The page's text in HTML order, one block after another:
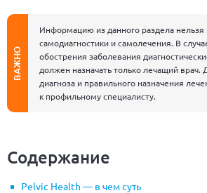
ВАЖНО
Информацию из данного раздела нельзя
самодиагностики и самолечения. В
обострения заболевания
должен назначать только лечащий врач.
диагноза и правильного назначения
к профильному специалисту.
Содержание
Pelvic Health — в чем суть